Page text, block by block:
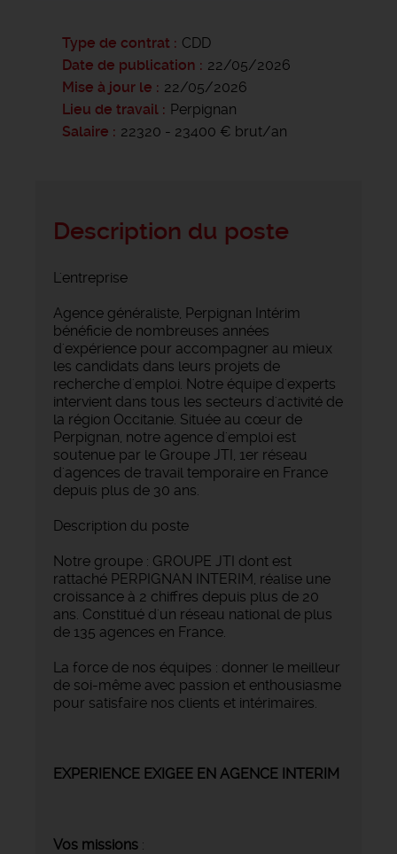
Type de contrat
CDD
Date de publication
22/05/2026
Mise à jour le
22/05/2026
Lieu de travail
Perpignan
Salaire
22320 - 23400 € brut/an
Description du poste
L'entreprise
Agence généraliste, Perpignan Intérim
bénéficie de nombreuses années
d'expérience pour accompagner au mieux
les candidats dans leurs projets de
recherche d'emploi. Notre équipe d'experts
intervient dans tous les secteurs d'activité de
la région Occitanie. Située au cœur de
Perpignan, notre agence d'emploi est
soutenue par le Groupe JTI, 1er réseau
d'agences de travail temporaire en France
depuis plus de 30 ans.
Description du poste
Notre groupe : GROUPE JTI dont est
rattaché PERPIGNAN INTERIM, réalise une
croissance à 2 chiffres depuis plus de 20
ans. Constitué d'un réseau national de plus
de 135 agences en France.
La force de nos équipes : donner le meilleur
de soi-même avec passion et enthousiasme
pour satisfaire nos clients et intérimaires.
EXPERIENCE EXIGEE EN AGENCE INTERIM
Vos missions :